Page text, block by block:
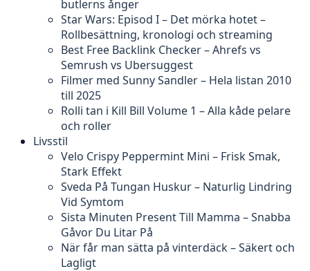
butlerns ånger
Star Wars: Episod I – Det mörka hotet –
Rollbesättning, kronologi och streaming
Best Free Backlink Checker – Ahrefs vs
Semrush vs Ubersuggest
Filmer med Sunny Sandler – Hela listan 2010
till 2025
Rolli tan i Kill Bill Volume 1 – Alla kåde pelare
och roller
Livsstil
Velo Crispy Peppermint Mini – Frisk Smak,
Stark Effekt
Sveda På Tungan Huskur – Naturlig Lindring
Vid Symtom
Sista Minuten Present Till Mamma – Snabba
Gåvor Du Litar På
När får man sätta på vinterdäck – Säkert och
Lagligt